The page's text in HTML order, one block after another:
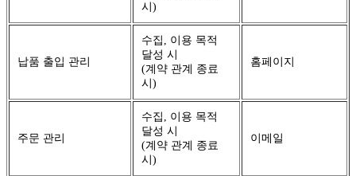
시)
납품 출입 관리
수집, 이용 목적
달성 시
(계약 관계 종료
시)
홈페이지
주문 관리
수집, 이용 목적
달성 시
(계약 관계 종료
시)
이메일